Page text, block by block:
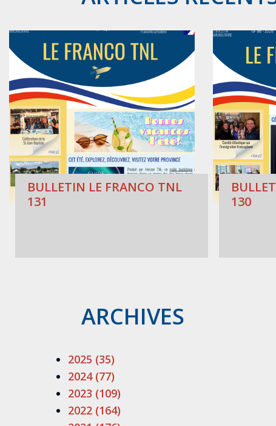
BULLETIN LE FRANCO TNL
131
130
ARCHIVES
2025 (35)
2024 (77)
2023 (109)
2022 (164)